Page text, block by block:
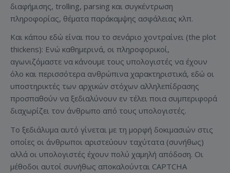
διαφήμισης, trolling, parsing και συγκέντρωση
πληροφορίας, θέματα παράκαμψης ασφάλειας κλπ.
Και κάπου εδώ είναι που το σενάριο χοντραίνει (the plot
thickens): Ενώ καθημερινά, οι πληροφορικοί,
αγωνιζόμαστε να κάνουμε τους υπολογιστές να έχουν
όλο και περισσότερα ανθρώπινα χαρακτηριστικά, εδώ οι
υποστηρικτές των αρχικών στόχων αλληλεπίδρασης
προσπαθούν να ξεδιαλύνουν εν τέλει ποια συμπεριφορά
διαχωρίζει τον άνθρωπο από τους υπολογιστές.
Το ξεδιάλυμα αυτό γίνεται με τη μορφή δοκιμασιών στις
οποίες οι άνθρωποι αριστεύουν ταχύτατα (συνήθως)
αλλά οι υπολογιστές έχουν πολύ χαμηλή απόδοση. Οι
μέθοδοι αυτοί συνήθως αποκαλούνται CAPTCHA